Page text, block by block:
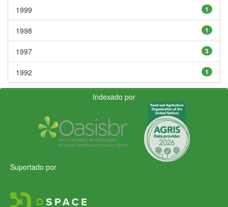
1
1999
1
1998
3
1997
1
1992
Indexado por
Suportado por